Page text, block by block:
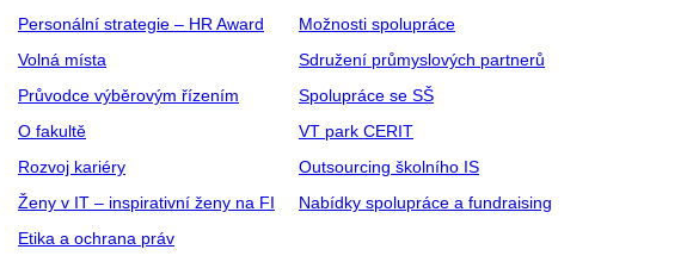
Personální strategie – HR Award
Volná místa
Průvodce výběrovým řízením
O fakultě
Rozvoj kariéry
Ženy v IT – inspirativní ženy na FI
Etika a ochrana práv
Možnosti spolupráce
Sdružení průmyslových partnerů
Spolupráce se SŠ
VT park CERIT
Outsourcing školního IS
Nabídky spolupráce a fundraising